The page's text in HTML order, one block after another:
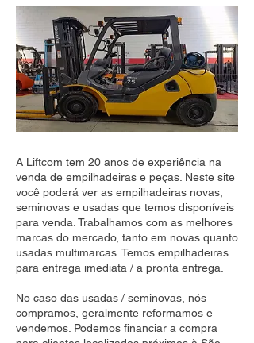
A Liftcom tem 20 anos de experiência na
venda de empilhadeiras e peças. Neste site
você poderá ver as empilhadeiras novas,
seminovas e usadas que temos disponíveis
para venda. Trabalhamos com as melhores
marcas do mercado, tanto em novas quanto
usadas multimarcas. Temos empilhadeiras
para entrega imediata / a pronta entrega.
No caso das usadas / seminovas, nós
compramos, geralmente reformamos e
vendemos. Podemos financiar a compra